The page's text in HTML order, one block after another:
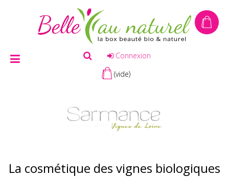
Connexion
(vide)
La cosmétique des vignes biologiques